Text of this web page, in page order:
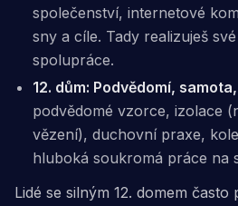
společenství, internetové
sny a cíle. Tady realizuješ
spolupráce.
12. dům: Podvědomí,
podvědomé vzorce, izolace
vězení), duchovní praxe,
hluboká soukromá práce na
Lidé se silným 12. domem často